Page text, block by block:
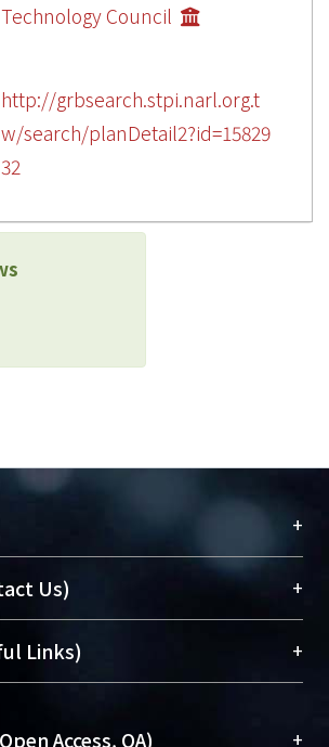
Technology Council
http://grbsearch.stpi.narl.org.t
w/search/planDetail2?id=15829
32
+
大學之列，為永久珍藏及向國際
究成果及學術能量，圖書館整合
）與學術庫（AH）不同功能平
術典藏NTU scholars。期能整合研
Us) +
Library)
館員(Medical Library)
Links) +
Access, OA) +